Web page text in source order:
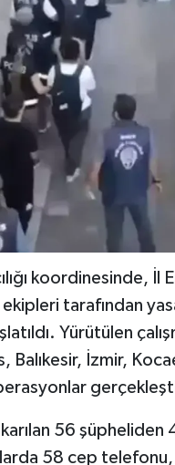
koordinesinde, İl
tarafından
Yürütülen
Balıkesir, İzmir,
56 şüpheliden
58 cep